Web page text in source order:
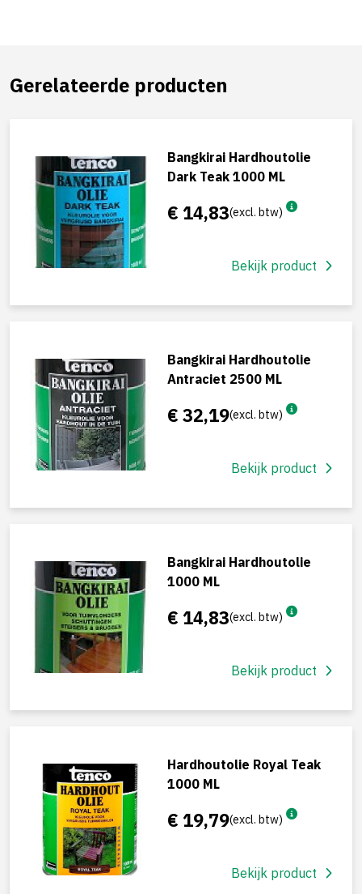
Gerelateerde producten
Bangkirai Hardhoutolie
Dark Teak 1000 ML
€ 14,83(excl. btw)
Bekijk product
Bangkirai Hardhoutolie
Antraciet 2500 ML
€ 32,19(excl. btw)
Bekijk product
Bangkirai Hardhoutolie
1000 ML
€ 14,83(excl. btw)
Bekijk product
Hardhoutolie Royal Teak
1000 ML
€ 19,79(excl. btw)
Bekijk product